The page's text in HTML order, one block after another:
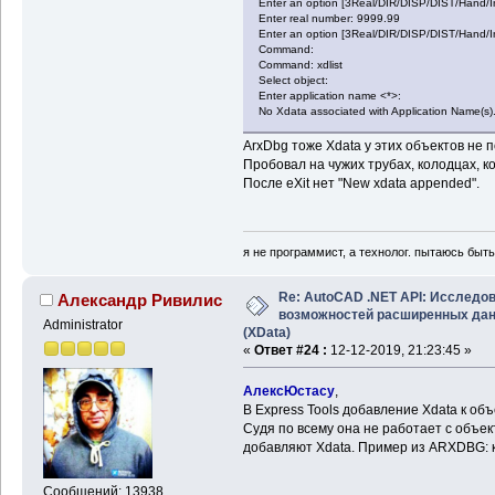
Enter an option [3Real/DIR/DISP/DIST/
Enter real number: 9999.99
Enter an option [3Real/DIR/DISP/DIST/
Command:
Command: xdlist
Select object:
Enter application name <*>:
No Xdata associated with Application Name(s).
ArxDbg тоже Xdata у этих объектов не
Пробовал на чужих трубах, колодцах,
После eXit нет "New xdata appended".
я не программист, а технолог. пытаюсь
Александр Ривилис
Administrator
Сообщений: 13938
Re: AutoCAD .NET API:
возможностей расширенных
(XData)
« Ответ #24 : 12-12-2019, 21:23:45 »
АлексЮстасу,
В Express Tools добавление Xdata к
Судя по всему она не работает с
добавляют Xdata. Пример из ARXDBG: